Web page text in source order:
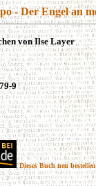
- Der Engel an
von Ilse Layer
9
Dieses Buch neu bestellen